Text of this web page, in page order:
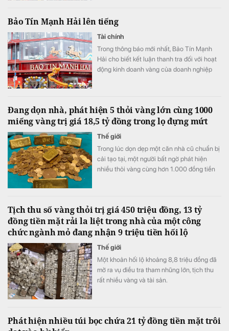
Bảo Tín Mạnh Hải lên tiếng
Tài chính
Trong thông báo mới nhất, Bảo Tín Mạnh
Hải cho biết kết luận thanh tra đối với hoạt
động kinh doanh vàng của doanh nghiệp
Đang dọn nhà, phát hiện 5 thỏi vàng lớn cùng 1000
miếng vàng trị giá 18,5 tỷ đồng trong lọ đựng mứt
Thế giới
Trong lúc dọn dẹp một căn nhà cũ chuẩn bị
cải tạo tại, một người bất ngờ phát hiện
nhiều thỏi vàng cùng hơn 1.000 đồng tiền
Tịch thu số vàng thỏi trị giá 450 triệu đồng, 13 tỷ
đồng tiền mặt rải la liệt trong nhà của một công
chức ngành mỏ đang nhận 9 triệu tiền hối lộ
Thế giới
Một khoản hối lộ khoảng 8,8 triệu đồng đã
mở ra vụ điều tra tham nhũng lớn, tịch thu
rất nhiều vàng và tài sản.
Phát hiện nhiều túi bọc chứa 21 tỷ đồng tiền mặt trôi